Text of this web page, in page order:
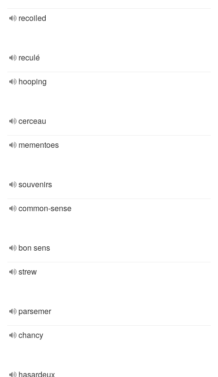
recoiled
reculé
hooping
cerceau
mementoes
souvenirs
common-sense
bon sens
strew
parsemer
chancy
hasardeux